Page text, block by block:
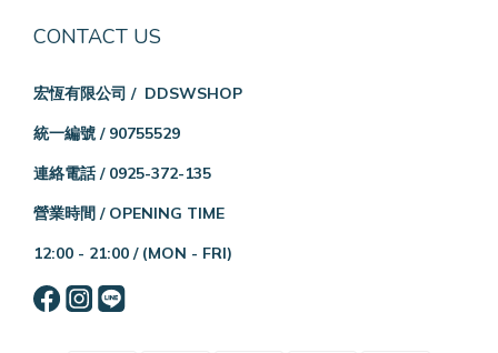
CONTACT US
宏恆有限公司 / DDSWSHOP
統一編號 / 90755529
連絡電話 / 0925-372-135
營業時間 / OPENING TIME
12:00 - 21:00 / (MON - FRI)